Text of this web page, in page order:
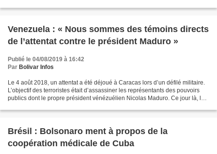
Venezuela : « Nous sommes des témoins directs
de l’attentat contre le président Maduro »
Publié le 04/08/2019 à 16:42
Par Bolivar Infos
Le 4 août 2018, un attentat a été déjoué à Caracas lors d’un défilé militaire.
L’objectif des terroristes était d’assassiner les représentants des pouvoirs
publics dont le propre président vénézuélien Nicolas Maduro. Ce jour là, les
Brésil : Bolsonaro ment à propos de la
coopération médicale de Cuba